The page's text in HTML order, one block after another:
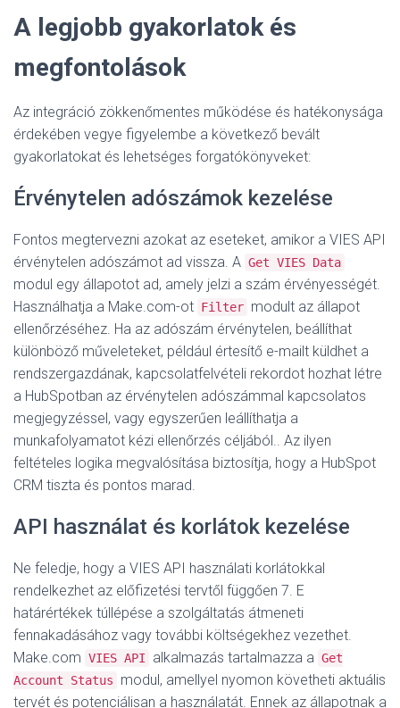
A legjobb gyakorlatok és
megfontolások
Az integráció zökkenőmentes működése és hatékonysága
érdekében vegye figyelembe a következő bevált
gyakorlatokat és lehetséges forgatókönyveket:
Érvénytelen adószámok kezelése
Fontos megtervezni azokat az eseteket, amikor a VIES API
érvénytelen adószámot ad vissza. A Get VIES Data
modul egy állapotot ad, amely jelzi a szám érvényességét.
Használhatja a Make.com-ot Filter modult az állapot
ellenőrzéséhez. Ha az adószám érvénytelen, beállíthat
különböző műveleteket, például értesítő e-mailt küldhet a
rendszergazdának, kapcsolatfelvételi rekordot hozhat létre
a HubSpotban az érvénytelen adószámmal kapcsolatos
megjegyzéssel, vagy egyszerűen leállíthatja a
munkafolyamatot kézi ellenőrzés céljából.. Az ilyen
feltételes logika megvalósítása biztosítja, hogy a HubSpot
CRM tiszta és pontos marad.
API használat és korlátok kezelése
Ne feledje, hogy a VIES API használati korlátokkal
rendelkezhet az előfizetési tervtől függően 7. E
határértékek túllépése a szolgáltatás átmeneti
fennakadásához vagy további költségekhez vezethet.
Make.com VIES API alkalmazás tartalmazza a Get
Account Status
modul, amellyel nyomon követheti aktuális
tervét és potenciálisan a használatát. Ennek az állapotnak a